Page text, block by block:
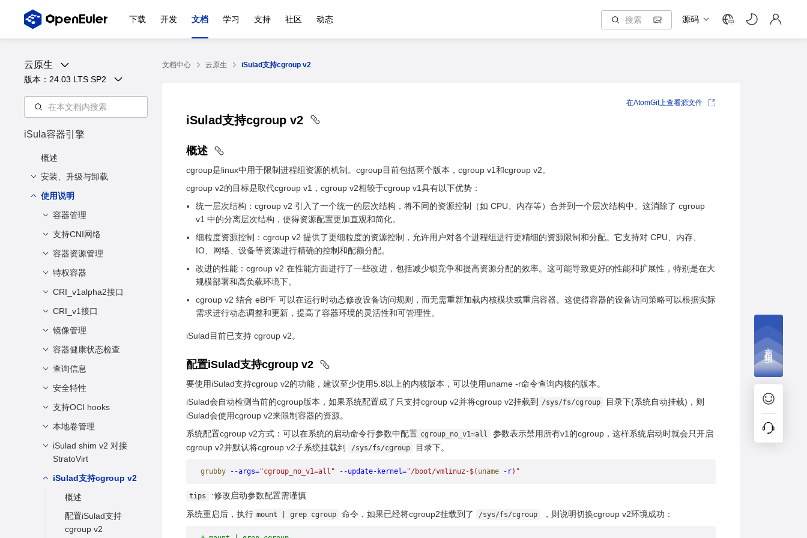
下载 开发 文档 学习 支持 社区 动态 源码 中
云原生
版本： 24.03 LTS SP2
iSula容器引擎
概述
安装、升级与卸载
安装与配置
安装方法
配置方法
描述
接口
限制
升级
卸载
使用说明
容器管理
创建容器
启动容器
运行容器
停止容器
强制停止容器
删除容器
接入容器
重命名容器
在容器中执行新命令
查询单个容器信息
查询所有容器信息
等待容器退出
查看容器中进程信息
查看容器使用的资源
获取容器日志
容器与主机之间数据
支持CNI网络
描述
接口
使用限制
容器资源管理
描述
资源共享
限制运行时的CPU资
空间
限制容器内文件句柄
数
限制容器内可以创建
的进程/线程数
配置容器内的ulimit值
特权容器
场景说明
使用限制
使用指导
CRI_v1alpha2接口
描述
接口
CRI_v1接口
概述
新增字段描述
新增接口描述
变更描述
使用手册
使用限制
镜像管理
docker镜像管理
embedded镜像管理
容器健康状态检查
场景说明
配置方法
检查规则
使用限制
查询信息
查询信息
查询服务版本信息
查询系统级信息
安全特性
seccomp安全配置场
景
景
支持OCI hooks
描述
接口
使用限制
本地卷管理
概述
注意事项
使用方法
iSulad shim v2 对接
StratoVirt
概述
对接 containerd-
shim-kata-v2
iSulad支持cgroup v2
概述
配置iSulad支持
cgroup v2
文档中心 云原生 iSulad支持cgroup v2
iSulad支持cgroup v2
概述
cgroup是linux中用于限制进程组资源的机制。cgroup目前包括两个版本，cgroup v1和cgroup v2。
cgroup v2的目标是取代cgroup v1，cgroup v2相较于cgroup v1具有以下优势：
统一层次结构：cgroup v2 引入了一个统一的层次结构，将不同的资源控制（如 CPU、内存等）合并到一个层次结构中。这消除了 cgroup
v1 中的分离层次结构，使得资源配置更加直观和简化。
细粒度资源控制：cgroup v2 提供了更细粒度的资源控制，允许用户对各个进程组进行更精细的资源限制和分配。它支持对 CPU、内存、
IO、网络、设备等资源进行精确的控制和配额分配。
改进的性能：cgroup v2 在性能方面进行了一些改进，包括减少锁竞争和提高资源分配的效率。这可能导致更好的性能和扩展性，特别是在大
规模部署和高负载环境下。
cgroup v2 结合 eBPF 可以在运行时动态修改设备访问规则，而无需重新加载内核模块或重启容器。这使得容器的设备访问策略可以根据实际
需求进行动态调整和更新，提高了容器环境的灵活性和可管理性。
iSulad目前已支持 cgroup v2。
配置iSulad支持cgroup v2
要使用iSulad支持cgroup v2的功能，建议至少使用5.8以上的内核版本，可以使用uname -r命令查询内核的版本。
iSulad会自动检测当前的cgroup版本，如果系统配置成了只支持cgroup v2并将cgroup v2挂载到
/sys/fs/cgroup
目录下(系统自动挂载)，则
iSulad会使用cgroup v2来限制容器的资源。
系统配置cgroup v2方式：可以在系统的启动命令行参数中配置 cgroup_no_v1=all
参数表示禁用所有v1的cgroup，这样系统启动时就会只开启
cgroup v2并默认将cgroup v2子系统挂载到
/sys/fs/cgroup 目录下。
grubby --args="cgroup_no_v1=all" --update-kernel="/boot/vmlinuz-$( uname -r)"
tips
:修改启动参数配置需谨慎
系统重启后，执行 mount | grep cgroup 命令，如果已经将cgroup2挂载到了 /sys/fs/cgroup ，则说明切换cgroup v2环境成功：
在AtomGit上查看源文件